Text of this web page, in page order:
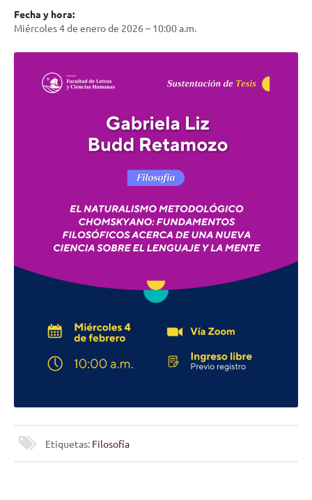
Fecha y hora:
Miércoles 4 de enero de 2026 – 10:00 a.m.
Etiquetas: Filosofía